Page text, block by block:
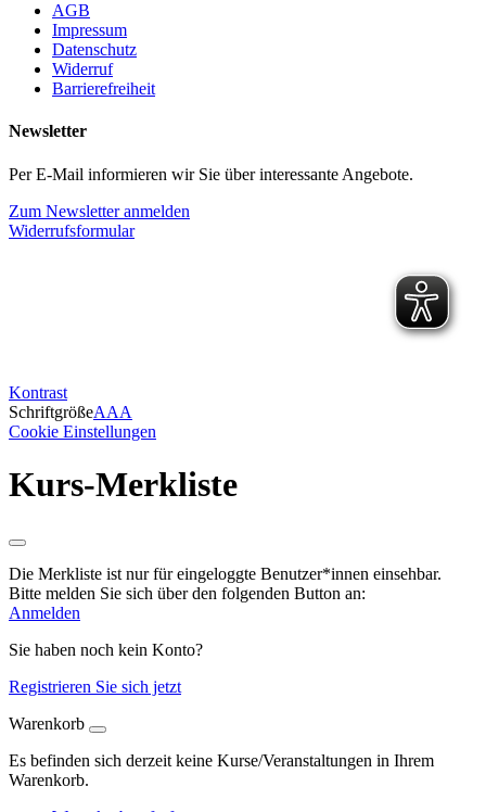
AGB
Impressum
Datenschutz
Widerruf
Barrierefreiheit
Newsletter
Per E-Mail informieren wir Sie über interessante Angebote.
Zum Newsletter anmelden
Widerrufsformular
Kontrast
SchriftgrößeAAA
Cookie Einstellungen
Kurs-Merkliste
Die Merkliste ist nur für eingeloggte Benutzer*innen einsehbar.
Bitte melden Sie sich über den folgenden Button an:
Anmelden
Sie haben noch kein Konto?
Registrieren Sie sich jetzt
Warenkorb
Es befinden sich derzeit keine Kurse/Veranstaltungen in Ihrem
Warenkorb.